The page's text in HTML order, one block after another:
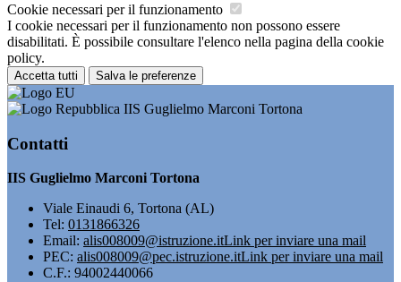
Cookie necessari per il funzionamento
I cookie necessari per il funzionamento non possono essere
disabilitati. È possibile consultare l'elenco nella pagina della cookie
policy.
Accetta tutti Salva le preferenze
IIS Guglielmo Marconi Tortona
Contatti
IIS Guglielmo Marconi Tortona
Viale Einaudi 6, Tortona (AL)
Tel: 0131866326
Email: alis008009@istruzione.itLink per inviare una mail
PEC: alis008009@pec.istruzione.itLink per inviare una mail
C.F.: 94002440066